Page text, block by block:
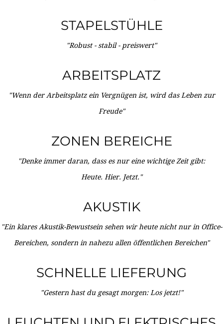
STAPELSTÜHLE
"Robust - stabil - preiswert"
ARBEITSPLATZ
"Wenn der Arbeitsplatz ein Vergnügen ist, wird das Leben zur
Freude"
ZONEN BEREICHE
"Denke immer daran, dass es nur eine wichtige Zeit gibt:
Heute. Hier. Jetzt."
AKUSTIK
"Ein klares Akustik-Bewustsein sehen wir heute nicht nur in Office-
Bereichen, sondern in nahezu allen öffentlichen Bereichen"
SCHNELLE LIEFERUNG
"Gestern hast du gesagt morgen: Los jetzt!"